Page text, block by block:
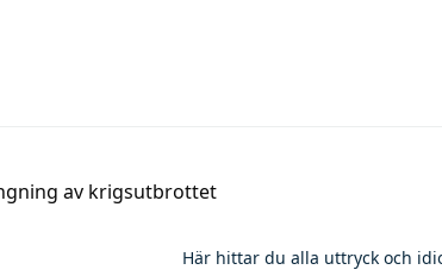
av krigsutbrottet
Här hittar du alla uttryck och